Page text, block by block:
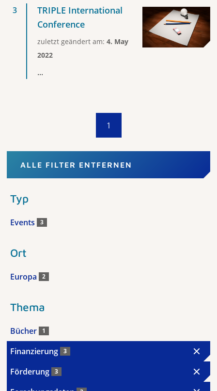
TRIPLE International
Conference
zuletzt geändert am: 4. May
2022
...
1
ALLE FILTER ENTFERNEN
Typ
Events 3
Ort
Europa 2
Thema
Bücher 1
Finanzierung 3
Förderung 3